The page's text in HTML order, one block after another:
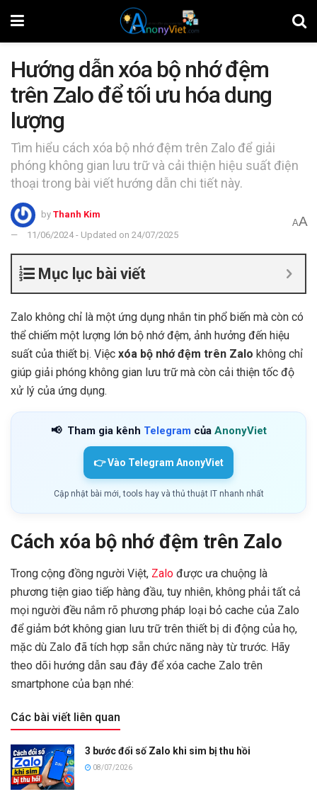
Hướng dẫn xóa bộ nhớ đệm
trên Zalo để tối ưu hóa dung
lượng
Tìm hiểu cách xóa bộ nhớ đệm trên Zalo để giải
phóng không gian lưu trữ và cải thiện hiệu suất điện
thoại trong bài viết hướng dẫn chi tiết này.
by Thanh Kim
11/06/2024 - Updated on 24/07/2025
AA
Mục lục bài viết
Zalo không chỉ là một ứng dụng nhắn tin phổ biến mà còn có
thể chiếm một lượng lớn bộ nhớ đệm, ảnh hưởng đến hiệu
suất của thiết bị. Việc xóa bộ nhớ đệm trên Zalo không chỉ
giúp giải phóng không gian lưu trữ mà còn cải thiện tốc độ
xử lý của ứng dụng.
📢 Tham gia kênh Telegram của AnonyViet
👉 Vào Telegram AnonyViet
Cập nhật bài mới, tools hay và thủ thuật IT nhanh nhất
Cách xóa bộ nhớ đệm trên Zalo
Trong cộng đồng người Việt, Zalo được ưa chuộng là
phương tiện giao tiếp hàng đầu, tuy nhiên, không phải tất cả
mọi người đều nắm rõ phương pháp loại bỏ cache của Zalo
để giảm bớt không gian lưu trữ trên thiết bị di động của họ,
mặc dù Zalo đã tích hợp sẵn chức năng này từ trước. Hãy
theo dõi hướng dẫn sau đây để xóa cache Zalo trên
smartphone của bạn nhé:
Các bài viết liên quan
3 bước đổi số Zalo khi sim bị thu hồi
08/07/2026